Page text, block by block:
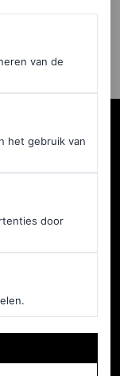
van de
het gebruik van
door